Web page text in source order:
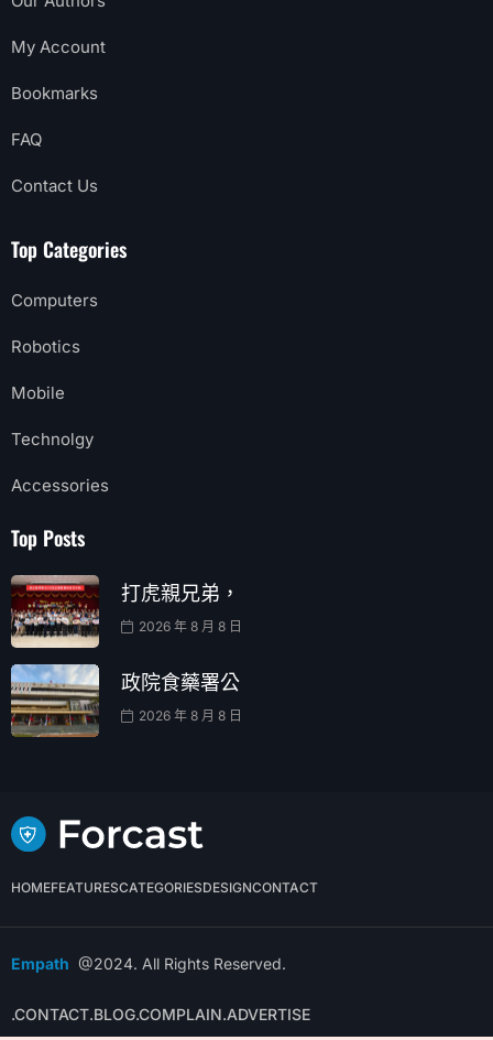
My Account
Bookmarks
FAQ
Contact Us
Top Categories
Computers
Robotics
Mobile
Technolgy
Accessories
Top Posts
打虎親兄弟，
2026 年 8 月 8 日
政院食藥署公
2026 年 8 月 8 日
HOMEFEATURESCATEGORIESDESIGNCONTACT
Empath @2024. All Rights Reserved.
.CONTACT.BLOG.COMPLAIN.ADVERTISE